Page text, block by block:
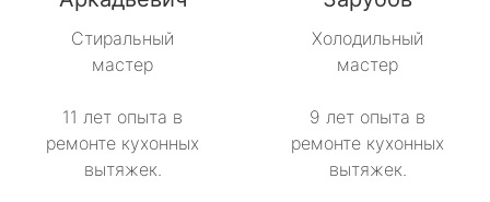
Стиральный
мастер
11 лет опыта в
ремонте кухонных
вытяжек.
Холодильный
мастер
9 лет опыта в
ремонте кухонных
вытяжек.